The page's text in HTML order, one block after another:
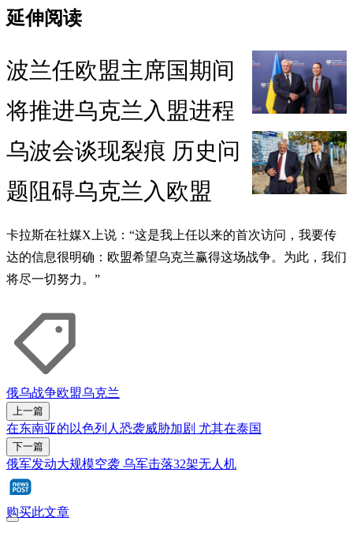
延伸阅读
波兰任欧盟主席国期间
将推进乌克兰入盟进程
乌波会谈现裂痕 历史问
题阻碍乌克兰入欧盟
卡拉斯在社媒X上说：“这是我上任以来的首次访问，我要传
达的信息很明确：欧盟希望乌克兰赢得这场战争。为此，我们
将尽一切努力。”
俄乌战争欧盟乌克兰
上一篇
在东南亚的以色列人恐袭威胁加剧 尤其在泰国
下一篇
俄军发动大规模空袭 乌军击落32架无人机
购买此文章